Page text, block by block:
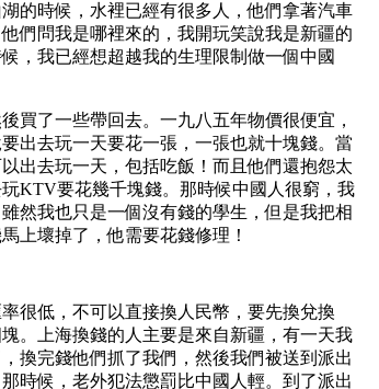
的時候，水裡已經有很多人，他們拿著汽車
們問我是哪裡來的，我開玩笑說我是新疆的
，我已經想超越我的生理限制做一個中國
買了一些帶回去。一九八五年物價很便宜，
出去玩一天要花一張，一張也就十塊錢。當
出去玩一天，包括吃飯！而且他們還抱怨太
KTV要花幾千塊錢。那時候中國人很窮，我
然我也只是一個沒有錢的學生，但是我把相
上壞掉了，他需要花錢修理！
很低，不可以直接換人民幣，要先換兌換
。上海換錢的人主要是來自新疆，有一天我
換完錢他們抓了我們，然後我們被送到派出
時候，老外犯法懲罰比中國人輕。到了派出